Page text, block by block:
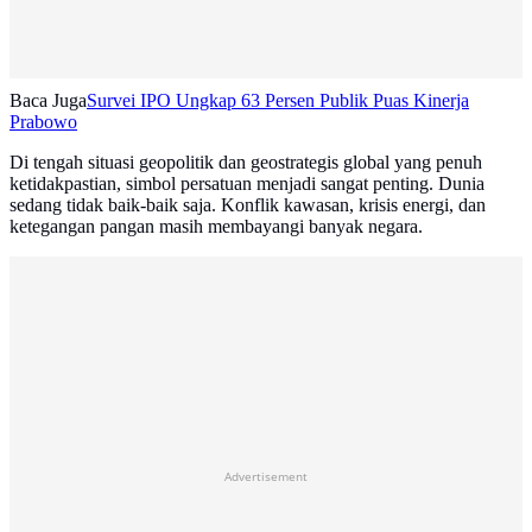
Baca JugaSurvei IPO Ungkap 63 Persen Publik Puas Kinerja
Prabowo
Di tengah situasi geopolitik dan geostrategis global yang penuh
ketidakpastian, simbol persatuan menjadi sangat penting. Dunia
sedang tidak baik-baik saja. Konflik kawasan, krisis energi, dan
ketegangan pangan masih membayangi banyak negara.
Advertisement